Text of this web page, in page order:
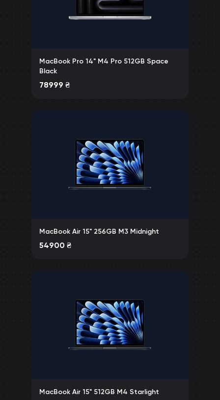
MacBook Pro 14" M4 Pro 512GB Space
Black
78999 ₴
MacBook Air 15" 256GB M3 Midnight
54900 ₴
MacBook Air 15" 512GB M4 Starlight